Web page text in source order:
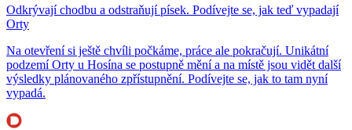
Odkrývají chodbu a odstraňují písek. Podívejte se, jak teď vypadají
Orty
Na otevření si ještě chvíli počkáme, práce ale pokračují. Unikátní
podzemí Orty u Hosína se postupně mění a na místě jsou vidět další
výsledky plánovaného zpřístupnění. Podívejte se, jak to tam nyní
vypadá.